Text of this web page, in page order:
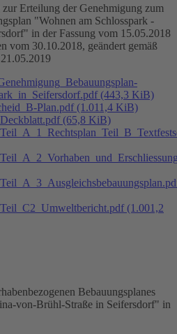
Erteilung der Genehmigung zum
"Wohnen am Schlosspark -
in der Fassung vom 15.05.2018
vom 30.10.2018, geändert gemäß
(443,3 KiB)
Plan.pdf (1.011,4 KiB)
(65,8 KiB)
(1.001,2
Bebauungsplanes
von-Brühl-Straße in Seifersdorf" in